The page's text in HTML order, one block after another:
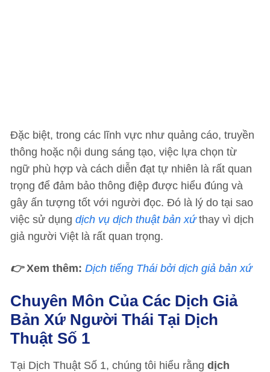
Đặc biệt, trong các lĩnh vực như quảng cáo, truyền
thông hoặc nội dung sáng tạo, việc lựa chọn từ
ngữ phù hợp và cách diễn đạt tự nhiên là rất quan
trọng để đảm bảo thông điệp được hiểu đúng và
gây ấn tượng tốt với người đọc. Đó là lý do tại sao
việc sử dụng dịch vụ dịch thuật bản xứ thay vì dịch
giả người Việt là rất quan trọng.
👉 Xem thêm: Dịch tiếng Thái bởi dịch giả bản xứ
Chuyên Môn Của Các Dịch Giả
Bản Xứ Người Thái Tại Dịch
Thuật Số 1
Tại Dịch Thuật Số 1, chúng tôi hiểu rằng dịch